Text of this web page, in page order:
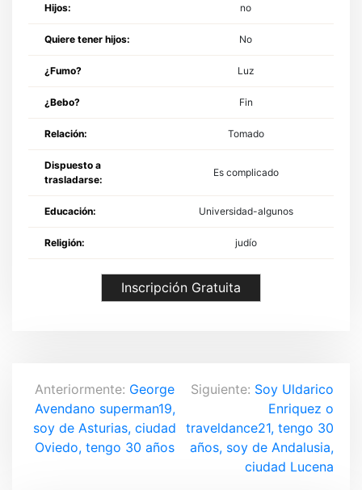
Hijos: no
Quiere tener hijos: No
¿Fumo? Luz
¿Bebo? Fin
Relación: Tomado
Dispuesto a
trasladarse:
Es complicado
Educación: Universidad-algunos
Religión: judío
Inscripción Gratuita
N
a
v
Anteriormente: George
Avendano superman19,
soy de Asturias, ciudad
Oviedo, tengo 30 años
Siguiente: Soy Uldarico
Enriquez o
traveldance21, tengo 30
años, soy de Andalusia,
ciudad Lucena